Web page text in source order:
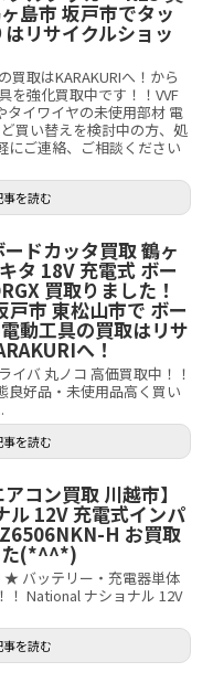
島市 坂戸市でタッ
リサイクルショッ
買取はKARAKURIへ！から
を強化買取中です！！VVF
タイワイヤの未使用部材 電
買い替えを検討中の方、処
にご連絡、ご相談ください
事を読む
ードカッタ買取 鶴ヶ
タ 18V 充電式 ボー
買取りました！
戸市 東松山市で ボー
動工具の買取はリサ
へ！
イバ 丸ノコ 高価買取中！！
良好品・未使用品高く買い
事を読む
コン買取 川越市】
12V 充電式インパ
H お買取
た(*^^*)
バッテリー・充電器単体
！ National ナショナル 12V
事を読む